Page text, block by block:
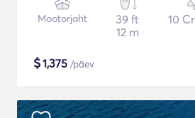
Mootorjaht
39 ft
12 m
10
$1,375 /päev